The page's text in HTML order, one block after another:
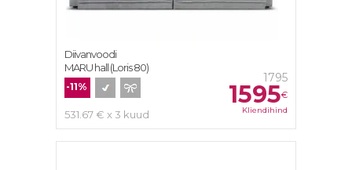
1795
1595€
Kliendihind
-11%
531.67 € x 3 kuud
Diivanvoodi
MARU hall (Loris 80)